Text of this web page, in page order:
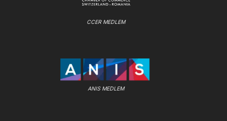
CCER MEDLEM
ANIS MEDLEM